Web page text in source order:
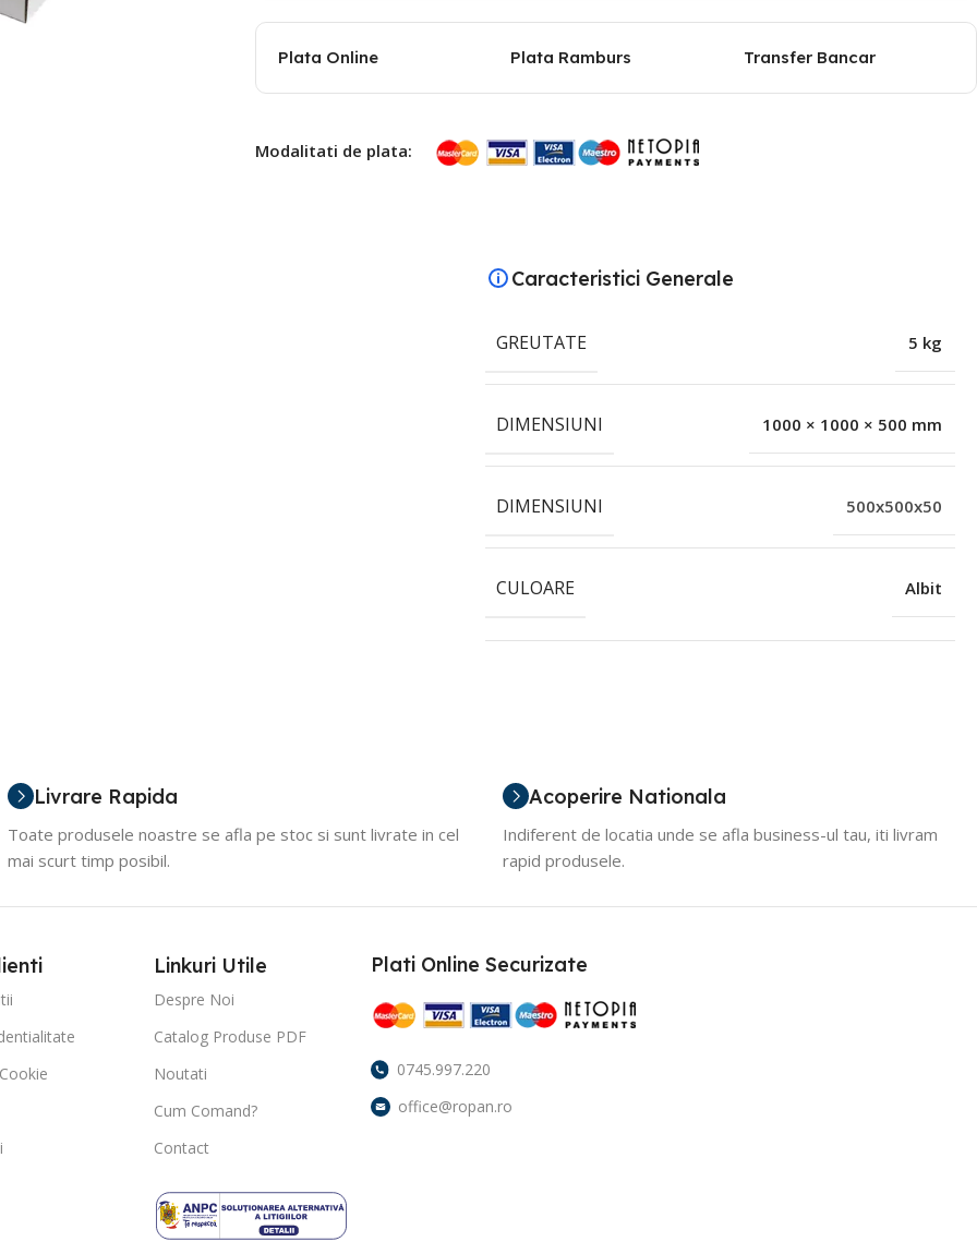
Plata Online Plata Ramburs Transfer Bancar
Modalitati de plata:
Caracteristici Generale
GREUTATE 5 kg
DIMENSIUNI 1000 × 1000 × 500 mm
DIMENSIUNI 500x500x50
CULOARE Albit
Livrare Rapida
Toate produsele noastre se afla pe stoc si sunt livrate in cel
mai scurt timp posibil.
Acoperire Nationala
Indiferent de locatia unde se afla business-ul tau, iti livram
rapid produsele.
Linkuri Utile
Despre Noi
Catalog Produse PDF
Noutati
Cum Comand?
Contact
Plati Online Securizate
0745.997.220
office@ropan.ro